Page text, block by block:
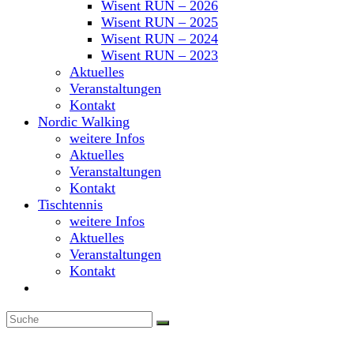
Wisent RUN – 2026
Wisent RUN – 2025
Wisent RUN – 2024
Wisent RUN – 2023
Aktuelles
Veranstaltungen
Kontakt
Nordic Walking
weitere Infos
Aktuelles
Veranstaltungen
Kontakt
Tischtennis
weitere Infos
Aktuelles
Veranstaltungen
Kontakt